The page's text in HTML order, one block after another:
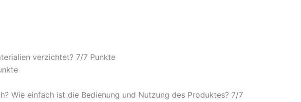
verzichtet? 7/7 Punkte
Wie einfach ist die Bedienung und Nutzung des Produktes? 7/7